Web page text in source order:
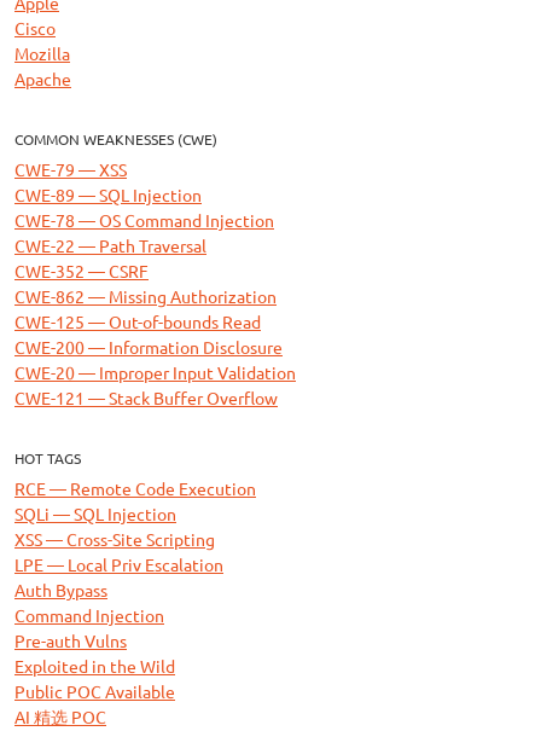
Cisco
Mozilla
Apache
COMMON WEAKNESSES (CWE)
CWE-79 — XSS
CWE-89 — SQL Injection
CWE-78 — OS Command Injection
CWE-22 — Path Traversal
CWE-352 — CSRF
CWE-862 — Missing Authorization
CWE-125 — Out-of-bounds Read
CWE-200 — Information Disclosure
CWE-20 — Improper Input Validation
CWE-121 — Stack Buffer Overflow
HOT TAGS
RCE — Remote Code Execution
SQLi — SQL Injection
XSS — Cross-Site Scripting
LPE — Local Priv Escalation
Auth Bypass
Command Injection
Pre-auth Vulns
Exploited in the Wild
Public POC Available
AI 精选 POC